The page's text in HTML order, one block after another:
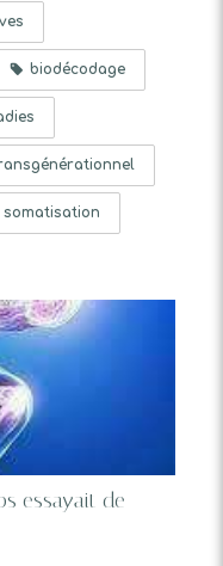
biodécodage
somatisation
essayait de